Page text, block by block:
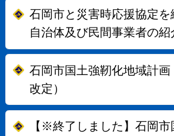
石岡市と災害時応援協定を
自治体及び民間事業者の紹
石岡市国土強靭化地域計画
改定）
【※終了しました】石岡